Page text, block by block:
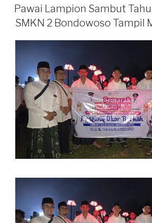
Pawai Lampion Sambut
SMKN 2 Bondowoso Tampil